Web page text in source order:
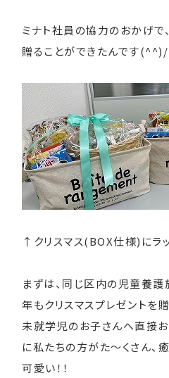
ミナト社員の協力のおかげ
贈ることができたんです(^^)/
↑クリスマス(BOX仕様)にラ
まずは、同じ区内の児童養
年もクリスマスプレゼントを
未就学児のお子さんへ直接
に私たちの方がた～くさん
可愛い！！